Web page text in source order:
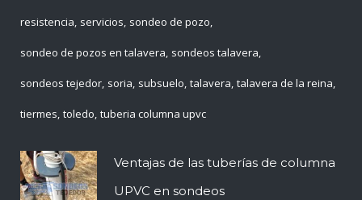
resistencia servicios sondeo de pozo
sondeo de pozos en talavera sondeos talavera
sondeos tejedor soria subsuelo talavera talavera de la reina
tiermes toledo tuberia columna upvc
Ventajas de las tuberías de columna
UPVC en sondeos